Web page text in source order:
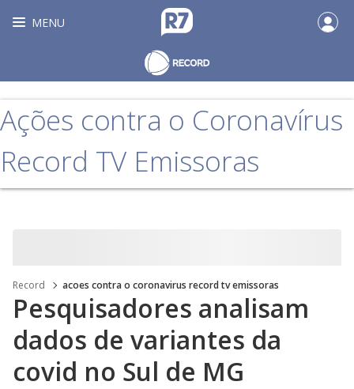
MENU
Ações contra o Coronavírus
Record TV Emissoras
Record acoes contra o coronavirus record tv emissoras
Pesquisadores analisam
dados de variantes da
covid no Sul de MG